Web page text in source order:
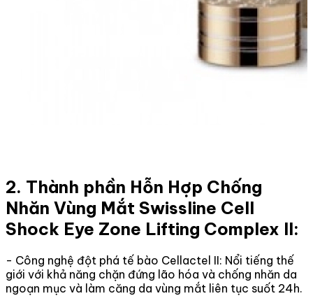
2. Thành phần Hỗn Hợp Chống
Nhăn Vùng Mắt Swissline Cell
Shock Eye Zone Lifting Complex II:
- Công nghệ đột phá tế bào Cellactel II: Nổi tiếng thế
giới với khả năng chặn đứng lão hóa và chống nhăn da
ngoạn mục và làm căng da vùng mắt liên tục suốt 24h.